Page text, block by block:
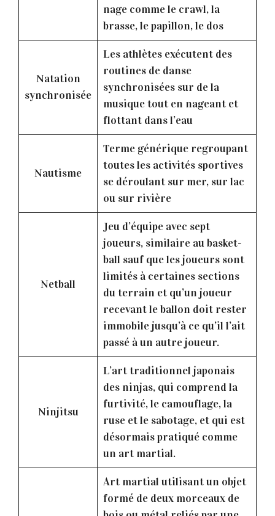
nage comme le crawl, la
brasse, le papillon, le dos
Natation
synchronisée
Les athlètes exécutent des
routines de danse
synchronisées sur de la
musique tout en nageant et
flottant dans l’eau
Nautisme
Terme générique regroupant
toutes les activités sportives
se déroulant sur mer, sur lac
ou sur rivière
Netball
Jeu d’équipe avec sept
joueurs, similaire au basket-
ball sauf que les joueurs sont
limités à certaines sections
du terrain et qu’un joueur
recevant le ballon doit rester
immobile jusqu’à ce qu’il l’ait
passé à un autre joueur.
Ninjitsu
L’art traditionnel japonais
des ninjas, qui comprend la
furtivité, le camouflage, la
ruse et le sabotage, et qui est
désormais pratiqué comme
un art martial.
Art martial utilisant un objet
formé de deux morceaux de